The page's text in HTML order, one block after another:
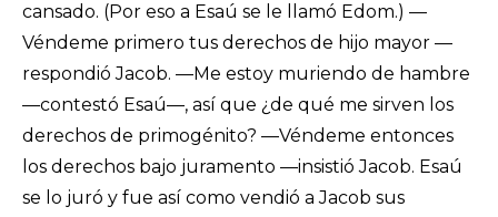
cansado. (Por eso a Esaú se le llamó Edom.) —
Véndeme primero tus derechos de hijo mayor —
respondió Jacob. —Me estoy muriendo de hambre
—contestó Esaú—, así que ¿de qué me sirven los
derechos de primogénito? —Véndeme entonces
los derechos bajo juramento —insistió Jacob. Esaú
se lo juró y fue así como vendió a Jacob sus